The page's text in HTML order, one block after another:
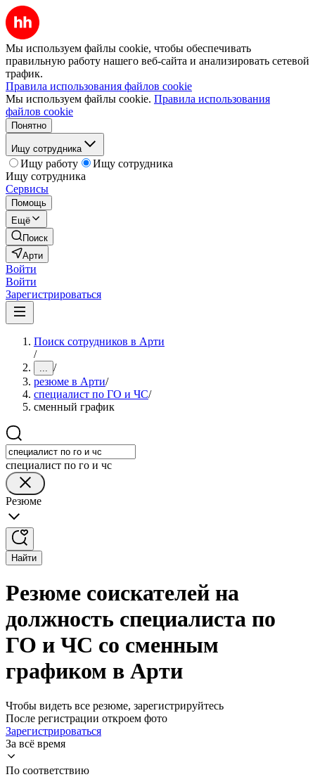
Мы используем файлы cookie, чтобы обеспечивать
правильную работу нашего веб-сайта и анализировать сетевой
трафик.
Правила использования файлов cookie
Мы используем файлы cookie. Правила использования
файлов cookie
Понятно
Ищу сотрудника
Ищу работу
Ищу сотрудника
Ищу сотрудника
Сервисы
Помощь
Ещё
Поиск
Арти
Войти
Войти
Зарегистрироваться
Поиск сотрудников в Арти
/
... /
резюме в Арти/
специалист по ГО и ЧС/
сменный график
специалист по го и чс
Резюме
Найти
Резюме соискателей на
должность специалиста по
ГО и ЧС со сменным
графиком в Арти
Чтобы видеть все резюме, зарегистрируйтесь
После регистрации откроем фото
Зарегистрироваться
За всё время
По соответствию